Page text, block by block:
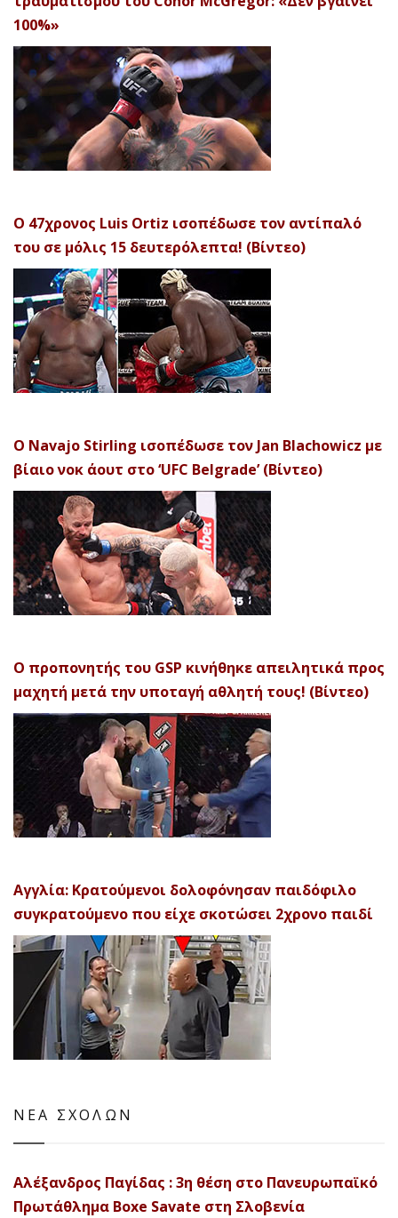
100%»
Ο 47χρονος Luis Ortiz ισοπέδωσε τον αντίπαλό
του σε μόλις 15 δευτερόλεπτα! (Βίντεο)
Ο Navajo Stirling ισοπέδωσε τον Jan Blachowicz με
βίαιο νοκ άουτ στο ‘UFC Belgrade’ (Βίντεο)
Ο προπονητής του GSP κινήθηκε απειλητικά προς
μαχητή μετά την υποταγή αθλητή τους! (Βίντεο)
Αγγλία: Κρατούμενοι δολοφόνησαν παιδόφιλο
συγκρατούμενο που είχε σκοτώσει 2χρονο παιδί
ΝΕΑ ΣΧΟΛΩΝ
Αλέξανδρος Παγίδας : 3η θέση στο Πανευρωπαϊκό
Πρωτάθλημα Boxe Savate στη Σλοβενία